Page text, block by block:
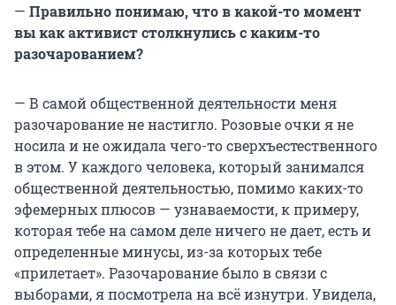
— Правильно понимаю, что в какой-то момент
вы как активист столкнулись с каким-то
разочарованием?
— В самой общественной деятельности меня
разочарование не настигло. Розовые очки я не
носила и не ожидала чего-то сверхъестественного
в этом. У каждого человека, который занимался
общественной деятельностью, помимо каких-то
эфемерных плюсов — узнаваемости, к примеру,
которая тебе на самом деле ничего не дает, есть и
определенные минусы, из-за которых тебе
«прилетает». Разочарование было в связи с
выборами, я посмотрела на всё изнутри. Увидела,